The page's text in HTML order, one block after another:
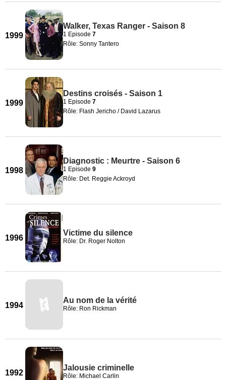
1999
Walker, Texas Ranger - Saison 8
1 Episode 7
Rôle: Sonny Tantero
1999
Destins croisés - Saison 1
1 Episode 7
Rôle: Flash Jericho / David Lazarus
1998
Diagnostic : Meurtre - Saison 6
1 Episode 9
Rôle: Det. Reggie Ackroyd
1996
Victime du silence
Rôle: Dr. Roger Nolton
1994
Au nom de la vérité
Rôle: Ron Rickman
1992
Jalousie criminelle
Rôle: Michael Carlin